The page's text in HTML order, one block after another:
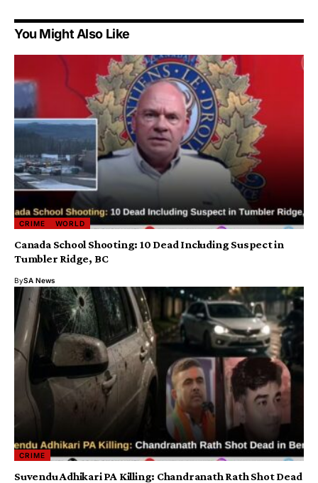
You Might Also Like
CRIME WORLD
Canada School Shooting: 10 Dead Including Suspect in
Tumbler Ridge, BC
BySA News
CRIME
Suvendu Adhikari PA Killing: Chandranath Rath Shot Dead